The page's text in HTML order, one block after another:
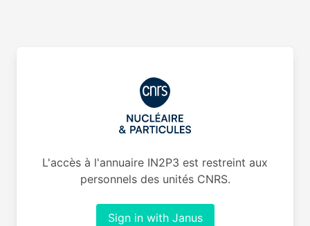
L'accès à l'annuaire IN2P3 est restreint aux
personnels des unités CNRS.
Sign in with Janus